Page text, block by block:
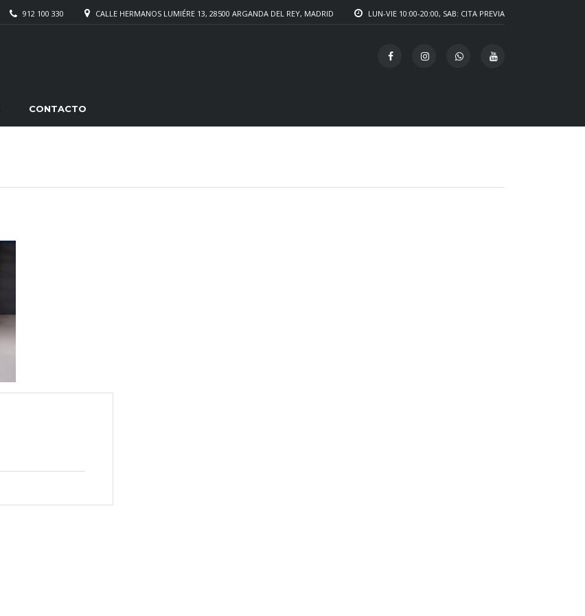
LUN-VIE 10:00-20:00, SAB: CITA PREVIA
CALLE HERMANOS LUMIÉRE 13, 28500 ARGANDA DEL REY, MADRID
912 100 330
CONTACTO